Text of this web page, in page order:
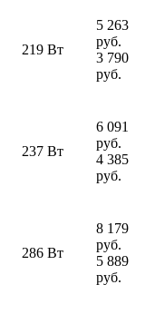
219 Вт
5 263
руб.
3 790
руб.
237 Вт
6 091
руб.
4 385
руб.
286 Вт
8 179
руб.
5 889
руб.